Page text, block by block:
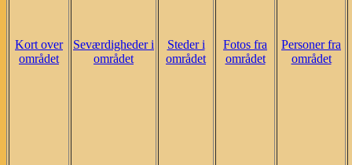
Kort over
området
Seværdigheder i
området
Steder i
området
Fotos fra
området
Personer fra
området